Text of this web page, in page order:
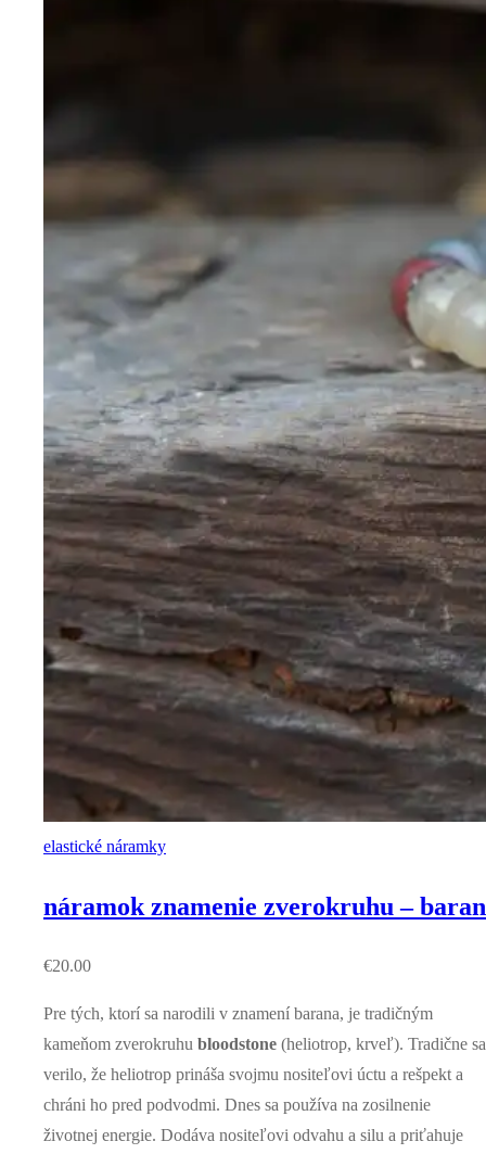
elastické náramky
náramok znamenie zverokruhu – baran
€20.00
Pre tých, ktorí sa narodili v znamení barana, je tradičným
kameňom zverokruhu bloodstone (heliotrop, krveľ). Tradične sa
verilo, že heliotrop prináša svojmu nositeľovi úctu a rešpekt a
chráni ho pred podvodmi. Dnes sa používa na zosilnenie
životnej energie. Dodáva nositeľovi odvahu a silu a priťahuje